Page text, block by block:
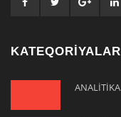
KATEQORİYALAR
ANALİTİKA